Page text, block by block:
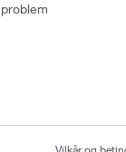
problem